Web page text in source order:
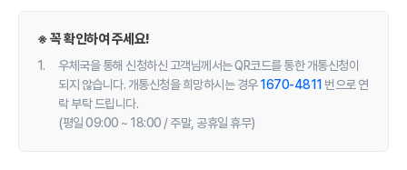
※ 꼭 확인하여 주세요!
우체국을 통해 신청하신 고객님께서는 QR코드를 통한 개통신청이
되지 않습니다. 개통신청을 희망하시는 경우1670-4811 번으로 연
락 부탁 드립니다.
(평일 09:00 ~ 18:00 / 주말, 공휴일 휴무)